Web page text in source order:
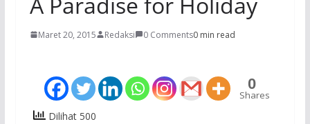
Maret 20, 2015 Redaksi 0 Comments0 min read
0
Shares
Dilihat 500